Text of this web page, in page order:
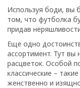
Используя боди, вы
том, что футболка
придав
Еще одно
ассортимент. Тут
расцветок. Особой
классические –
женственно и